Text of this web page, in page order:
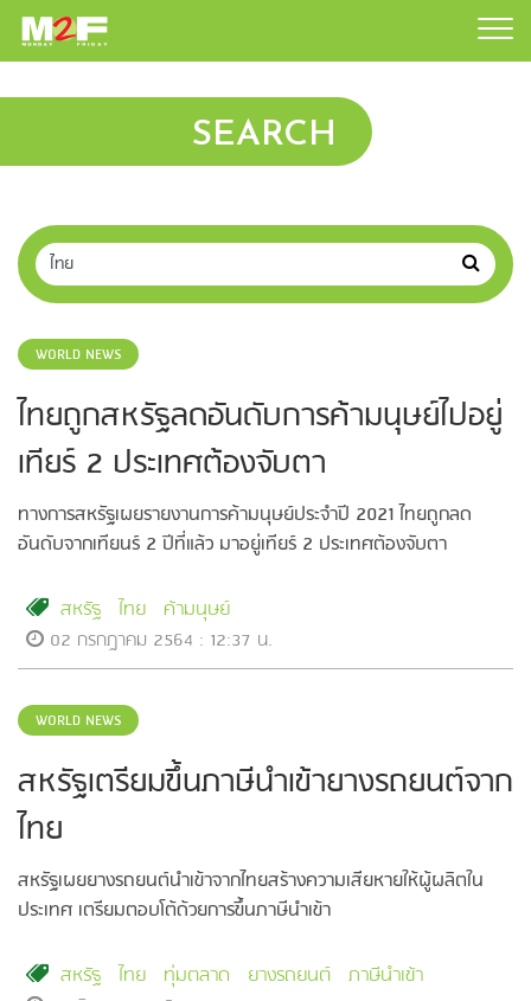
SEARCH
WORLD NEWS
ไทยถูกสหรัฐลดอันดับการค้ามนุษย์ไปอยู่
เทียร์ 2 ประเทศต้องจับตา
ทางการสหรัฐเผยรายงานการค้ามนุษย์ประจำปี 2021 ไทยถูกลด
อันดับจากเทียนร์ 2 ปีที่แล้ว มาอยู่เทียร์ 2 ประเทศต้องจับตา
สหรัฐ ไทย ค้ามนุษย์
02 กรกฎาคม 2564 : 12:37 น.
WORLD NEWS
สหรัฐเตรียมขึ้นภาษีนำเข้ายางรถยนต์จาก
ไทย
สหรัฐเผยยางรถยนต์นำเข้าจากไทยสร้างความเสียหายให้ผู้ผลิตใน
ประเทศ เตรียมตอบโต้ด้วยการขึ้นภาษีนำเข้า
สหรัฐ ไทย ทุ่มตลาด ยางรถยนต์ ภาษีนำเข้า